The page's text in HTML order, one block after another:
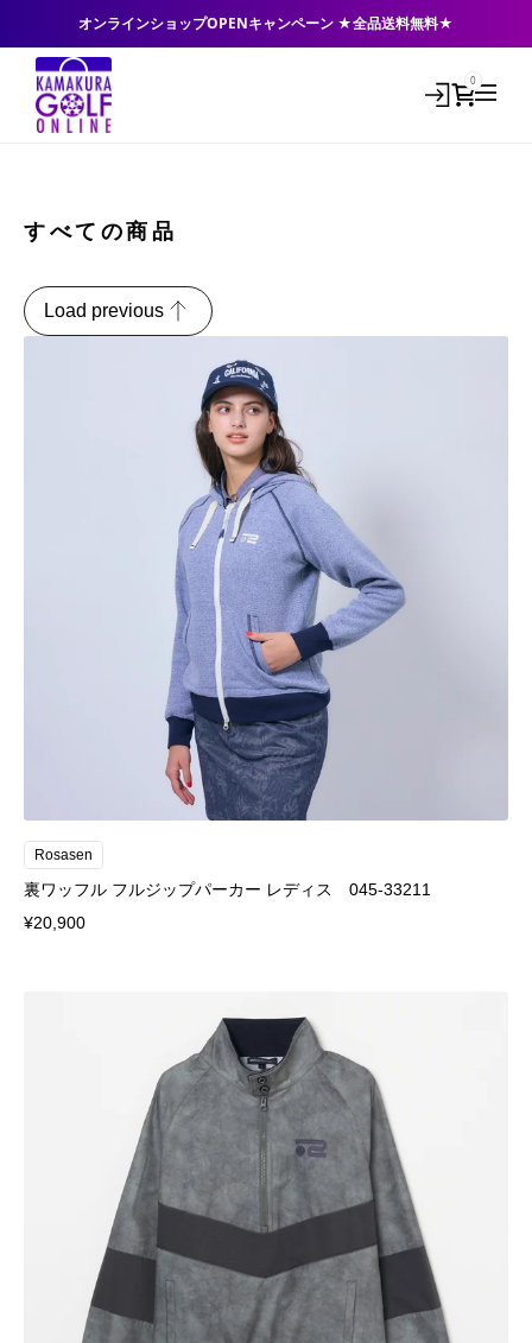
オンラインショップOPENキャンペーン ★全品送料無料★
0
すべての商品
Load previous
Rosasen
裏ワッフル フルジップパーカー レディス 045-33211
¥20,900